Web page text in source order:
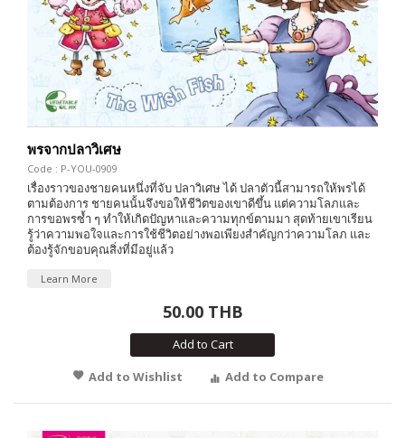
พรจากปลาวิเศษ
Code : P-YOU-0909
เรื่องราวของชายคนหนึ่งที่จับ ปลาวิเศษ ได้ ปลาตัวนี้สามารถให้พรได้
ตามต้องการ ชายคนนั้นจึงขอให้ชีวิตของเขาดีขึ้น แต่ความโลภและ
การขอพรซ้ำ ๆ ทำให้เกิดปัญหาและความทุกข์ตามมา สุดท้ายเขาเรียน
รู้ว่าความพอใจและการใช้ชีวิตอย่างพอเพียงสำคัญกว่าความโลภ และ
ต้องรู้จักขอบคุณสิ่งที่มีอยู่แล้ว
Learn More
50.00 THB
Add to Cart
Add to Wishlist
Add to Compare